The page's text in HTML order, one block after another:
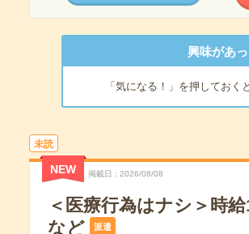
興味があ
「気になる！」を押しておく
未読
NEW 掲載日 2026/08/08
＜医療行為はナシ＞時
など
派遣